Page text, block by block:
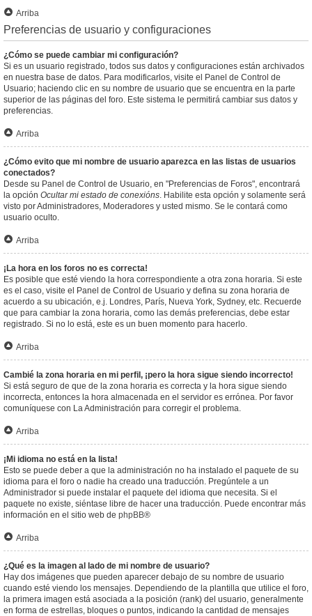
Arriba
Preferencias de usuario y configuraciones
¿Cómo se puede cambiar mi configuración?
Si es un usuario registrado, todos sus datos y configuraciones están archivados
en nuestra base de datos. Para modificarlos, visite el Panel de Control de
Usuario; haciendo clic en su nombre de usuario que se encuentra en la parte
superior de las páginas del foro. Este sistema le permitirá cambiar sus datos y
preferencias.
Arriba
¿Cómo evito que mi nombre de usuario aparezca en las listas de usuarios
conectados?
Desde su Panel de Control de Usuario, en "Preferencias de Foros", encontrará
la opción Ocultar mi estado de conexións. Habilite esta opción y solamente será
visto por Administradores, Moderadores y usted mismo. Se le contará como
usuario oculto.
Arriba
¡La hora en los foros no es correcta!
Es posible que esté viendo la hora correspondiente a otra zona horaria. Si este
es el caso, visite el Panel de Control de Usuario y defina su zona horaria de
acuerdo a su ubicación, e.j. Londres, París, Nueva York, Sydney, etc. Recuerde
que para cambiar la zona horaria, como las demás preferencias, debe estar
registrado. Si no lo está, este es un buen momento para hacerlo.
Arriba
Cambié la zona horaria en mi perfil, ¡pero la hora sigue siendo incorrecto!
Si está seguro de que de la zona horaria es correcta y la hora sigue siendo
incorrecta, entonces la hora almacenada en el servidor es errónea. Por favor
comuníquese con La Administración para corregir el problema.
Arriba
¡Mi idioma no está en la lista!
Esto se puede deber a que la administración no ha instalado el paquete de su
idioma para el foro o nadie ha creado una traducción. Pregúntele a un
Administrador si puede instalar el paquete del idioma que necesita. Si el
paquete no existe, siéntase libre de hacer una traducción. Puede encontrar más
información en el sitio web de phpBB®
Arriba
¿Qué es la imagen al lado de mi nombre de usuario?
Hay dos imágenes que pueden aparecer debajo de su nombre de usuario
cuando esté viendo los mensajes. Dependiendo de la plantilla que utilice el foro,
la primera imagen está asociada a la posición (rank) del usuario, generalmente
en forma de estrellas, bloques o puntos, indicando la cantidad de mensajes